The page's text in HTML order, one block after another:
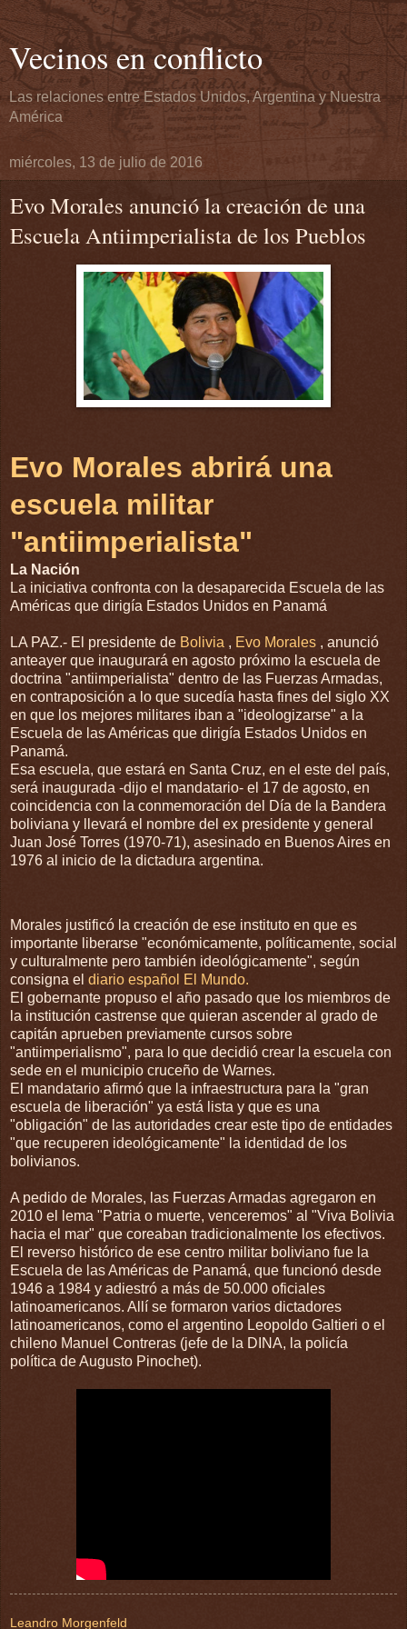
Vecinos en conflicto
Las relaciones entre Estados Unidos, Argentina y Nuestra
América
miércoles, 13 de julio de 2016
Evo Morales anunció la creación de una
Escuela Antiimperialista de los Pueblos
Evo Morales abrirá una
escuela militar
"antiimperialista"
La Nación
La iniciativa confronta con la desaparecida Escuela de las
Américas que dirigía Estados Unidos en Panamá
LA PAZ.- El presidente de Bolivia , Evo Morales , anunció
anteayer que inaugurará en agosto próximo la escuela de
doctrina "antiimperialista" dentro de las Fuerzas Armadas,
en contraposición a lo que sucedía hasta fines del siglo XX
en que los mejores militares iban a "ideologizarse" a la
Escuela de las Américas que dirigía Estados Unidos en
Panamá.
Esa escuela, que estará en Santa Cruz, en el este del país,
será inaugurada -dijo el mandatario- el 17 de agosto, en
coincidencia con la conmemoración del Día de la Bandera
boliviana y llevará el nombre del ex presidente y general
Juan José Torres (1970-71), asesinado en Buenos Aires en
1976 al inicio de la dictadura argentina.
Morales justificó la creación de ese instituto en que es
importante liberarse "económicamente, políticamente, social
y culturalmente pero también ideológicamente", según
consigna el diario español El Mundo.
El gobernante propuso el año pasado que los miembros de
la institución castrense que quieran ascender al grado de
capitán aprueben previamente cursos sobre
"antiimperialismo", para lo que decidió crear la escuela con
sede en el municipio cruceño de Warnes.
El mandatario afirmó que la infraestructura para la "gran
escuela de liberación" ya está lista y que es una
"obligación" de las autoridades crear este tipo de entidades
"que recuperen ideológicamente" la identidad de los
bolivianos.
A pedido de Morales, las Fuerzas Armadas agregaron en
2010 el lema "Patria o muerte, venceremos" al "Viva Bolivia
hacia el mar" que coreaban tradicionalmente los efectivos.
El reverso histórico de ese centro militar boliviano fue la
Escuela de las Américas de Panamá, que funcionó desde
1946 a 1984 y adiestró a más de 50.000 oficiales
latinoamericanos. Allí se formaron varios dictadores
latinoamericanos, como el argentino Leopoldo Galtieri o el
chileno Manuel Contreras (jefe de la DINA, la policía
política de Augusto Pinochet).
Leandro Morgenfeld